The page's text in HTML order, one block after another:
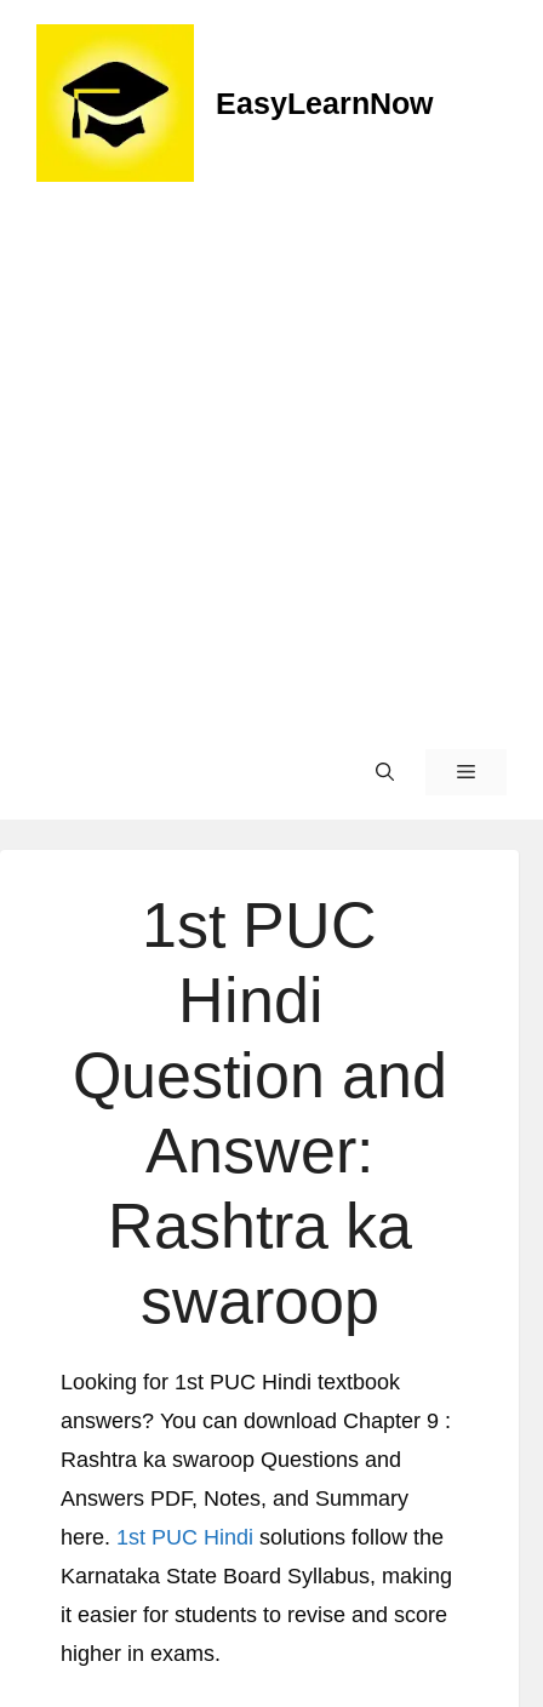
EasyLearnNow
1st PUC
Hindi
Question and
Answer:
Rashtra ka
swaroop
Looking for 1st PUC Hindi textbook
answers? You can download Chapter 9 :
Rashtra ka swaroop Questions and
Answers PDF, Notes, and Summary
here. 1st PUC Hindi solutions follow the
Karnataka State Board Syllabus, making
it easier for students to revise and score
higher in exams.